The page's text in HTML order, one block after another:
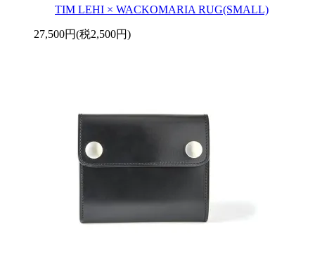
TIM LEHI × WACKOMARIA RUG(SMALL)
27,500円(税2,500円)